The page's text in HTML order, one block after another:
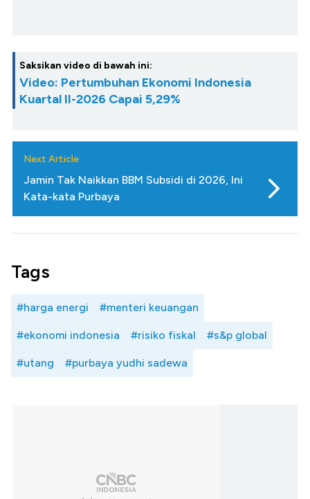
Saksikan video di bawah ini:
Video: Pertumbuhan Ekonomi Indonesia
Kuartal II-2026 Capai 5,29%
Next Article
Jamin Tak Naikkan BBM Subsidi di 2026, Ini
Kata-kata Purbaya
Tags
#harga energi #menteri keuangan
#ekonomi indonesia #risiko fiskal #s&p global
#utang #purbaya yudhi sadewa